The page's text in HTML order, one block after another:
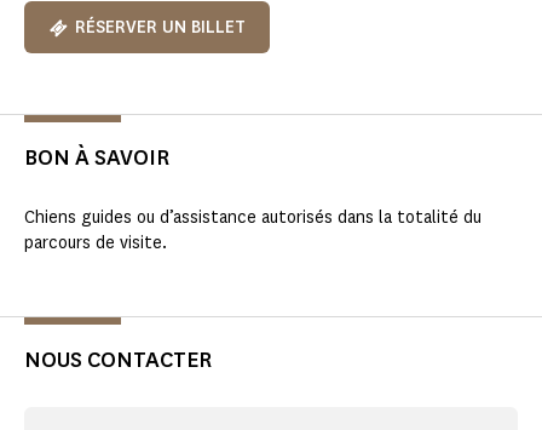
RÉSERVER UN BILLET
BON À SAVOIR
Chiens guides ou d’assistance autorisés dans la totalité du
parcours de visite.
NOUS CONTACTER